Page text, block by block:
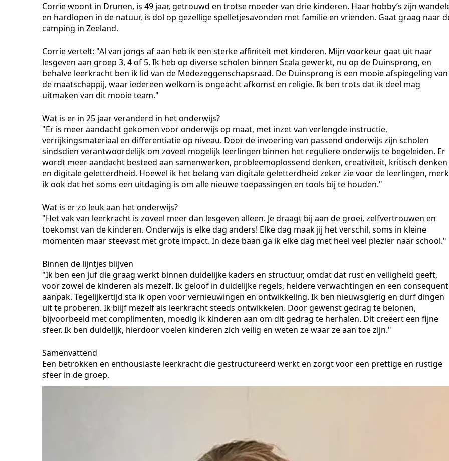
Corrie woont in Drunen, is 49 jaar, getrouwd en trotse moeder van drie kinderen. Haar hobby’s zijn
en hardlopen in de natuur, is dol op gezellige spelletjesavonden met familie en vrienden. Gaat graag naar
camping in Zeeland.
Corrie vertelt: "Al van jongs af aan heb ik een sterke affiniteit met kinderen. Mijn voorkeur gaat uit naar
lesgeven aan groep 3, 4 of 5. Ik heb op diverse scholen binnen Scala gewerkt, nu op de Duinsprong, en
behalve leerkracht ben ik lid van de Medezeggenschapsraad. De Duinsprong is een mooie afspiegeling van
de maatschappij, waar iedereen welkom is ongeacht afkomst en religie. Ik ben trots dat ik deel mag
uitmaken van dit mooie team."
Wat is er in 25 jaar veranderd in het onderwijs?
"Er is meer aandacht gekomen voor onderwijs op maat, met inzet van verlengde instructie,
verrijkingsmateriaal en differentiatie op niveau. Door de invoering van passend onderwijs zijn scholen
sindsdien verantwoordelijk om zoveel mogelijk leerlingen binnen het reguliere onderwijs te begeleiden. Er
wordt meer aandacht besteed aan samenwerken, probleemoplossend denken, creativiteit, kritisch denken
en digitale geletterdheid. Hoewel ik het belang van digitale geletterdheid zeker zie voor de leerlingen, merk
ik ook dat het soms een uitdaging is om alle nieuwe toepassingen en tools bij te houden."
Wat is er zo leuk aan het onderwijs?
"Het vak van leerkracht is zoveel meer dan lesgeven alleen. Je draagt bij aan de groei, zelfvertrouwen en
toekomst van de kinderen. Onderwijs is elke dag anders! Elke dag maak jij het verschil, soms in kleine
momenten maar steevast met grote impact. In deze baan ga ik elke dag met heel veel plezier naar school."
Binnen de lijntjes blijven
"Ik ben een juf die graag werkt binnen duidelijke kaders en structuur, omdat dat rust en veiligheid geeft,
voor zowel de kinderen als mezelf. Ik geloof in duidelijke regels, heldere verwachtingen en een
aanpak. Tegelijkertijd sta ik open voor vernieuwingen en ontwikkeling. Ik ben nieuwsgierig en durf dingen
uit te proberen. Ik blijf mezelf als leerkracht steeds ontwikkelen. Door gewenst gedrag te belonen,
bijvoorbeeld met complimenten, moedig ik kinderen aan om dit gedrag te herhalen. Dit creëert een fijne
sfeer. Ik ben duidelijk, hierdoor voelen kinderen zich veilig en weten ze waar ze aan toe zijn."
Samenvattend
Een betrokken en enthousiaste leerkracht die gestructureerd werkt en zorgt voor een prettige en rustige
sfeer in de groep.